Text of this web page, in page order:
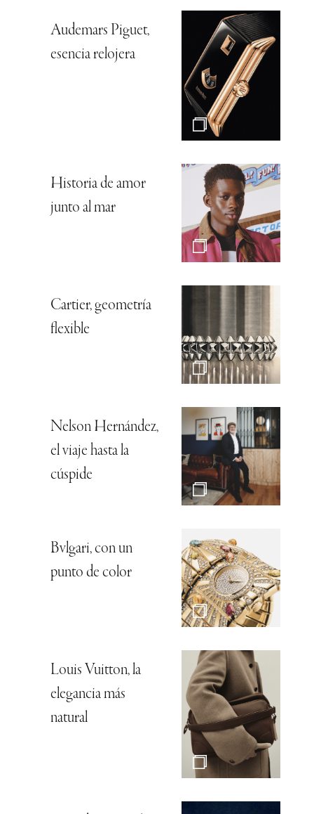
Audemars Piguet,
esencia relojera
Historia de amor
junto al mar
Cartier, geometría
flexible
Nelson Hernández,
el viaje hasta la
cúspide
Bvlgari, con un
punto de color
Louis Vuitton, la
elegancia más
natural